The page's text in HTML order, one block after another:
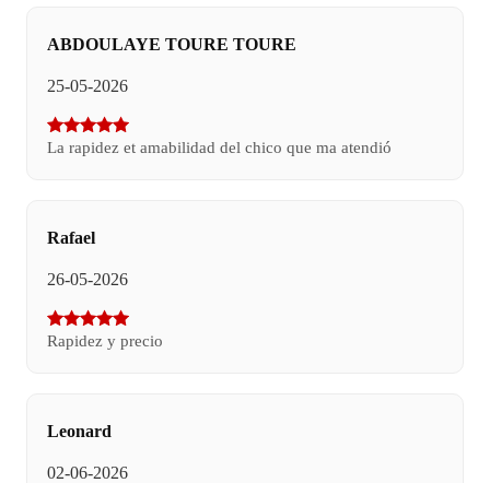
ABDOULAYE TOURE TOURE
25-05-2026
La rapidez et amabilidad del chico que ma atendió
Rafael
26-05-2026
Rapidez y precio
Leonard
02-06-2026